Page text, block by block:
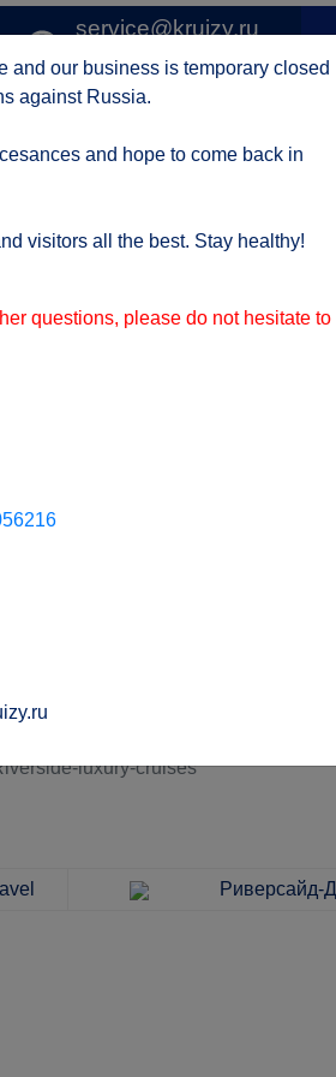
service@kruizy.ru
Отправить запрос
1
о короне вирусе
luxury-cruises
Риверсайд-
and our business is temporary closed
against Russia.
and hope to come back in
visitors all the best. Stay healthy!
questions, please do not hesitate to